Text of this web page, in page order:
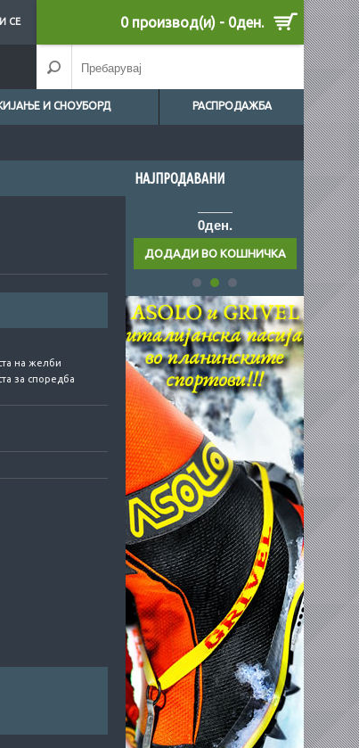
СЕ 0 производ(и) - 0ден.
И СНОУБОРД РАСПРОДАЖБА
НАЈПРОДАВАНИ
0ден.
на желби
за споредба